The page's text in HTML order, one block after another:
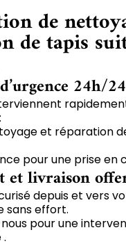
de
de tapis
24h/24
et réparation
pour une prise en
et livraison
depuis et vers
sans effort.
pour une